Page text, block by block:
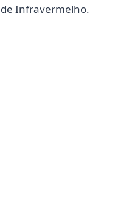
de Infravermelho.